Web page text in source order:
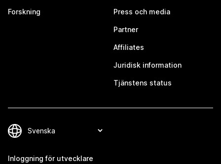
Forskning Press och media
Partner
Affiliates
Juridisk information
Tjänstens status
Inloggning för utvecklare